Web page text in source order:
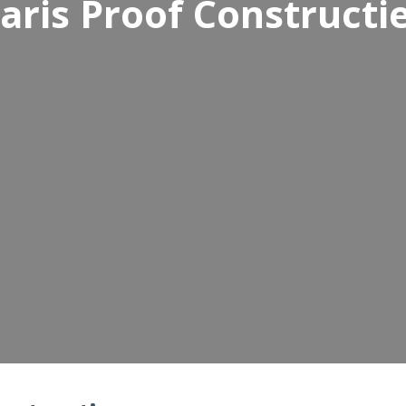
Proof